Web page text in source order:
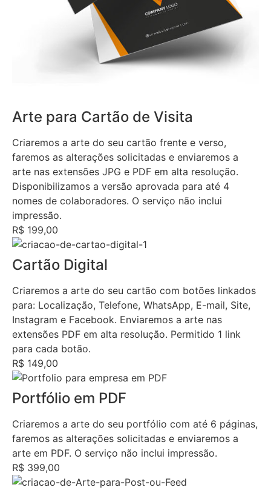
Arte para Cartão de Visita
Criaremos a arte do seu cartão frente e verso,
faremos as alterações solicitadas e enviaremos a
arte nas extensões JPG e PDF em alta resolução.
Disponibilizamos a versão aprovada para até 4
nomes de colaboradores. O serviço não inclui
impressão.
R$ 199,00
Cartão Digital
Criaremos a arte do seu cartão com botões linkados
para: Localização, Telefone, WhatsApp, E-mail, Site,
Instagram e Facebook. Enviaremos a arte nas
extensões PDF em alta resolução. Permitido 1 link
para cada botão.
R$ 149,00
Portfólio em PDF
Criaremos a arte do seu portfólio com até 6 páginas,
faremos as alterações solicitadas e enviaremos a
arte em PDF. O serviço não inclui impressão.
R$ 399,00